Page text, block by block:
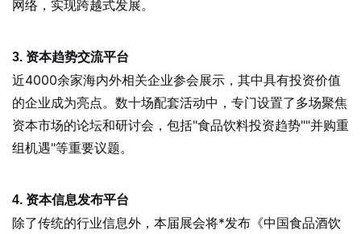
网络，实现跨越式发展。
3. 资本趋势交流平台
近4000余家海内外相关企业参会展示，其中具有投资价值
的企业成为亮点。数十场配套活动中，专门设置了多场聚焦
资本市场的论坛和研讨会，包括"食品饮料投资趋势""并购重
组机遇"等重要议题。
4. 资本信息发布平台
除了传统的行业信息外，本届展会将*发布《中国食品酒饮